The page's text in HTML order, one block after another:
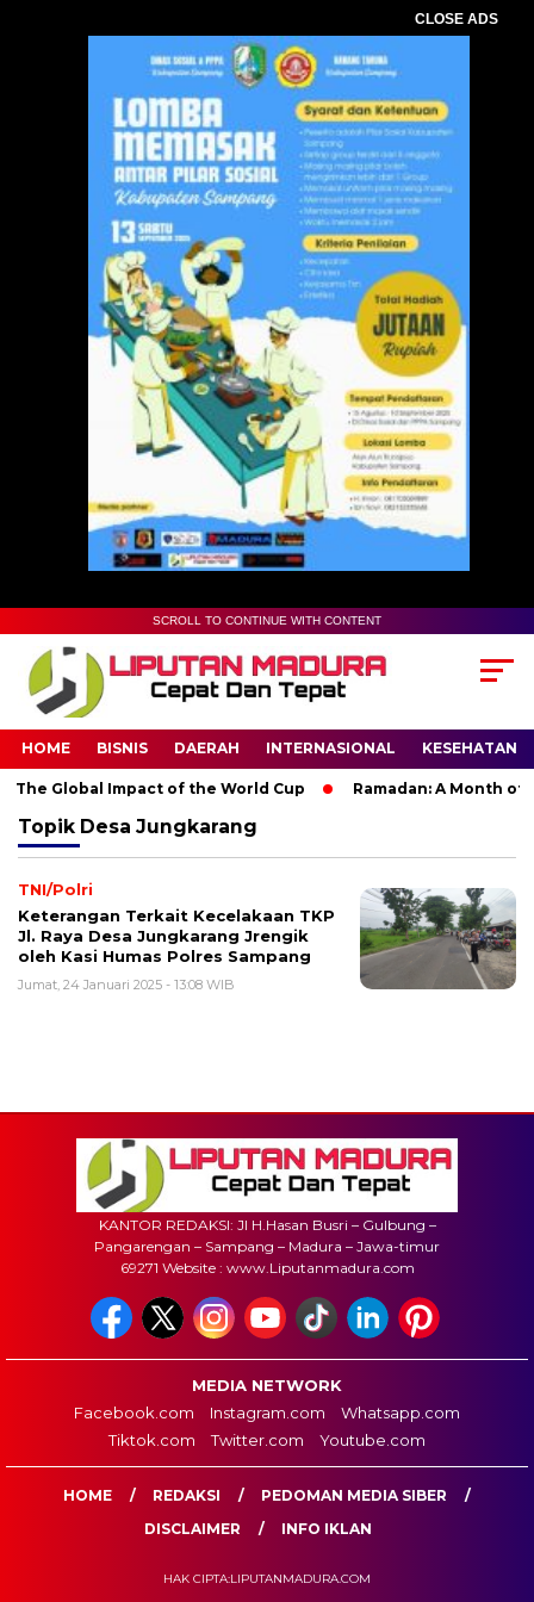
CLOSE ADS
SCROLL TO CONTINUE WITH CONTENT
HOME BISNIS DAERAH INTERNASIONAL KESEHATAN
Global Impact of the World Cup Ramadan: A Month of
Topik Desa Jungkarang
TNI/Polri
Keterangan Terkait Kecelakaan TKP
Jl. Raya Desa Jungkarang Jrengik
oleh Kasi Humas Polres Sampang
Jumat, 24 Januari 2025 - 13:08 WIB
KANTOR REDAKSI: Jl H.Hasan Busri – Gulbung –
Pangarengan – Sampang – Madura – Jawa-timur
69271 Website : www.Liputanmadura.com
MEDIA NETWORK
Facebook.com
Instagram.com
Whatsapp.com
Tiktok.com
Twitter.com Youtube.com
HOME REDAKSI
PEDOMAN MEDIA SIBER
DISCLAIMER
INFO IKLAN
HAK CIPTA:LIPUTANMADURA.COM